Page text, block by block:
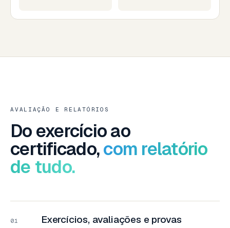
AVALIAÇÃO E RELATÓRIOS
Do exercício ao
certificado,com relatório
de tudo.
01 Exercícios, avaliações e provas